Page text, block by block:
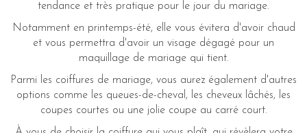
tendance et très pratique pour le jour du mariage.
Notamment en printemps-été, elle vous évitera d'avoir chaud
et vous permettra d'avoir un visage dégagé pour un
maquillage de mariage qui tient.
Parmi les coiffures de mariage, vous aurez également d'autres
options comme les queues-de-cheval, les cheveux lâchés, les
coupes courtes ou une jolie coupe au carré court.